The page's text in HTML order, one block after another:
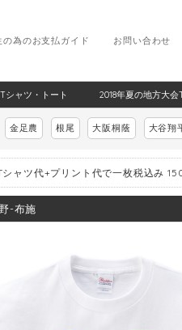
お問い合わせ
の為のお支払ガイド
シャツ・トート 2018年夏の地方大
金足農 根尾 大阪桐蔭 大谷翔
ャツ代+プリント代で一枚税込み
-布施